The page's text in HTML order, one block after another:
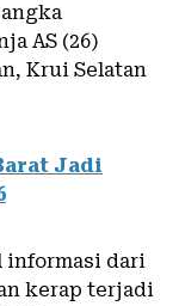
AS (26)
Krui Selatan
Jadi
informasi dari
kerap terjadi